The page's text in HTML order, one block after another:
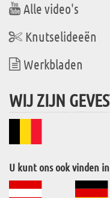
Alle video's
Knutselideeën
Werkbladen
WIJ ZIJN
U kunt ons ook vinden in